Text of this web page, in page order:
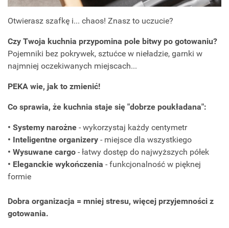
Otwierasz szafkę i... chaos! Znasz to uczucie?
Czy Twoja kuchnia przypomina pole bitwy po gotowaniu?
Pojemniki bez pokrywek, sztućce w nieładzie, garnki w
najmniej oczekiwanych miejscach...
PEKA wie, jak to zmienić!
Co sprawia, że kuchnia staje się "dobrze poukładana":
• Systemy narożne - wykorzystaj każdy centymetr
• Inteligentne organizery - miejsce dla wszystkiego
• Wysuwane cargo - łatwy dostęp do najwyższych półek
• Eleganckie wykończenia - funkcjonalność w pięknej
formie
Dobra organizacja = mniej stresu, więcej przyjemności z
gotowania.